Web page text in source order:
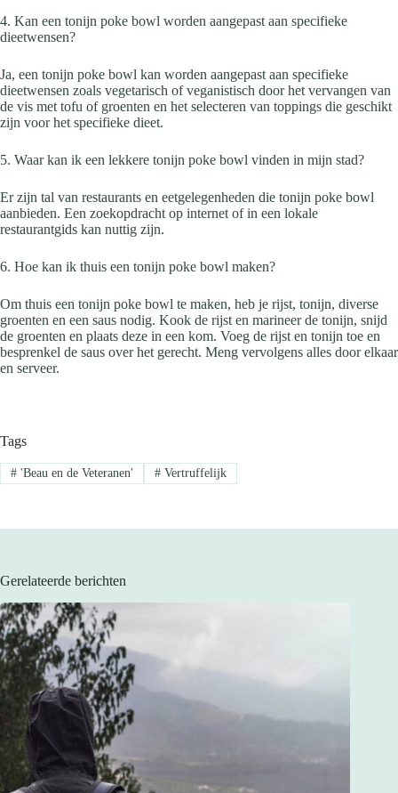
4. Kan een tonijn poke bowl worden aangepast aan specifieke
dieetwensen?
Ja, een tonijn poke bowl kan worden aangepast aan specifieke
dieetwensen zoals vegetarisch of veganistisch door het vervangen van
de vis met tofu of groenten en het selecteren van toppings die geschikt
zijn voor het specifieke dieet.
5. Waar kan ik een lekkere tonijn poke bowl vinden in mijn stad?
Er zijn tal van restaurants en eetgelegenheden die tonijn poke bowl
aanbieden. Een zoekopdracht op internet of in een lokale
restaurantgids kan nuttig zijn.
6. Hoe kan ik thuis een tonijn poke bowl maken?
Om thuis een tonijn poke bowl te maken, heb je rijst, tonijn, diverse
groenten en een saus nodig. Kook de rijst en marineer de tonijn, snijd
de groenten en plaats deze in een kom. Voeg de rijst en tonijn toe en
besprenkel de saus over het gerecht. Meng vervolgens alles door elkaar
en serveer.
Tags
#'Beau en de Veteranen' #Vertruffelijk
Gerelateerde berichten